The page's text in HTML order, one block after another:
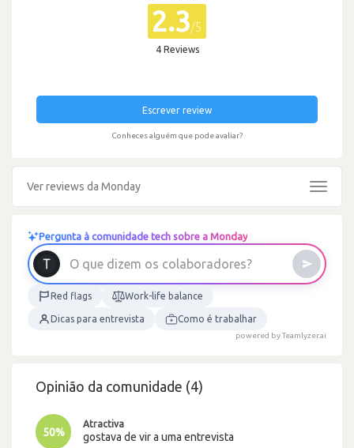
2.3/5
4 Reviews
Escrever review
Conheces alguém que pode avaliar?
Ver reviews da Monday
Toggle
Pergunta à comunidade tech sobre a Monday
O que d izem os colaborad ores?
Red flags Work-life balance
Dicas para entrevista Como é trabalhar
powered by Teamlyzer.ai
Opinião da comunidade (4)
50%
Atractiva
gostava de vir a uma entrevista